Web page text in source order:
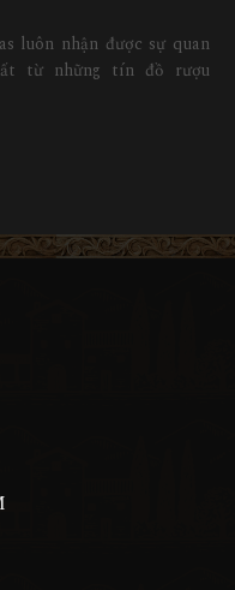
luôn nhận được sự quan
từ những tín đồ rượu